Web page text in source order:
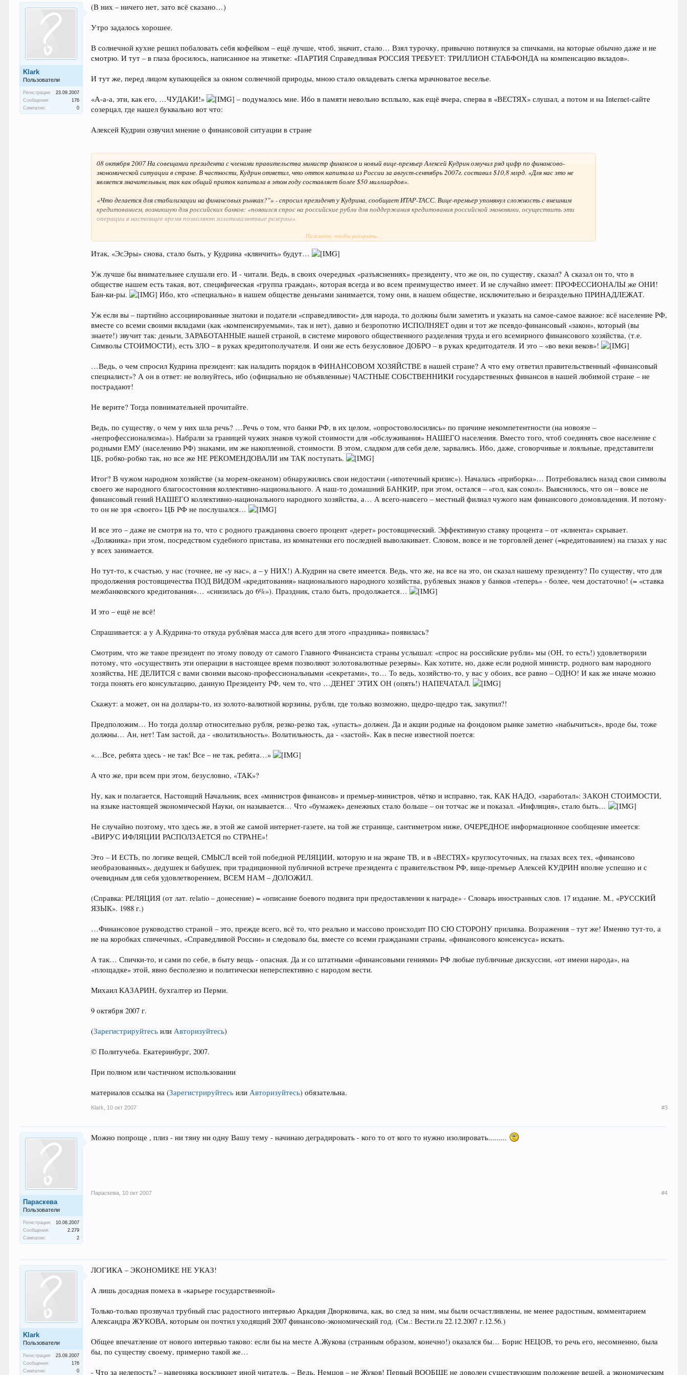
Klark
Пользователи
Регистрация:
23.09.2007
Сообщения:
176
Симпатии:
0
(В них – ничего нет, зато всё сказано…)
Утро задалось хорошее.
В солнечной кухне решил побаловать себя кофейком – ещё лучше, чтоб, значит, стало… Взял турочку, привычно потянулся за спичками, на которые обычно даже и не
смотрю. И тут – в глаза бросилось, написанное на этикетке: «ПАРТИЯ Справедливая РОССИЯ ТРЕБУЕТ: ТРИЛЛИОН СТАБФОНДА на компенсацию вкладов».
И тут же, перед лицом купающейся за окном солнечной природы, мною стало овладевать слегка мрачноватое веселье.
«А-а-а, эти, как его, …ЧУДАКИ!»
– подумалось мне. Ибо в памяти невольно всплыло, как ещё вчера, сперва в «ВЕСТЯХ» слушал, а потом и на Internet-сайте
созерцал, где нашел буквально вот что:
Алексей Кудрин озвучил мнение о финансовой ситуации в стране
08 октября 2007 На совещании президента с членами правительства министр финансов и новый вице-премьер Алексей Кудрин озвучил ряд цифр по финансово-
экономической ситуации в стране. В частности, Кудрин отметил, что отток капитала из России за август-сентябрь 2007г. составил $10,8 млрд. «Для нас это не
является значительным, так как общий приток капитала в этом году составляет более $50 миллиардов».
«Что делается для стабилизации на финансовых рынках?"» - спросил президент у Кудрина, сообщает ИТАР-ТАСС. Вице-премьер упомянул сложность с внешним
кредитованием, возникшую для российских банков: «появился спрос на российские рубли для поддержания кредитования российской экономики, осуществить эти
операции в настоящее время позволяют золотовалютные резервы».
Сегодня наблюдается нормальный объем средств на корсчетах в банках, отметил министр финансов. В последние дня ставки межбанковского кредитования, которая
министр. «Мы продолжаем совместно с ЦБ мониторинг ситуации. Но у нас нет сомнения
в том, что ситуация будет стабильная», - сказал Кудрин.
FinTimes.ru
Нажмите, чтобы раскрыть...
Итак, «ЭсЭры» снова, стало быть, у Кудрина «клянчить» будут…
Уж лучше бы внимательнее слушали его. И - читали. Ведь, в своих очередных «разъяснениях» президенту, что же он, по существу, сказал? А сказал он то, что в
обществе нашем есть такая, вот, специфическая «группа граждан», которая всегда и во всем преимущество имеет. И не случайно имеет: ПРОФЕССИОНАЛЫ же ОНИ!
Бан-ки-ры.
Ибо, кто «специально» в нашем обществе деньгами занимается, тому они, в нашем обществе, исключительно и безраздельно ПРИНАДЛЕЖАТ.
Уж если вы – партийно ассоциированные знатоки и податели «справедливости» для народа, то должны были заметить и указать на самое-самое важное: всё население РФ,
вместе со всеми своими вкладами (как «компенсируемыми», так и нет), давно и безропотно ИСПОЛНЯЕТ один и тот же псевдо-финансовый «закон», который (вы
знаете!) звучит так: деньги, ЗАРАБОТАННЫЕ нашей страной, в системе мирового общественного разделения труда и его всемирного финансового хозяйства, (т.е.
Символы СТОИМОСТИ), есть ЗЛО – в руках кредитополучателя. И они же есть безусловное ДОБРО – в руках кредитодателя. И это – «во веки веков»!
…Ведь, о чем спросил Кудрина президент: как наладить порядок в ФИНАНСОВОМ ХОЗЯЙСТВЕ в нашей стране? А что ему ответил правительственный «финансовый
специалист»? А он в ответ: не волнуйтесь, ибо (официально не объявленные) ЧАСТНЫЕ СОБСТВЕННИКИ государственных финансов в нашей любимой стране – не
пострадают!
Не верите? Тогда повнимательней прочитайте.
Ведь, по существу, о чем у них шла речь? …Речь о том, что банки РФ, в их целом, «опростоволосились» по причине некомпетентности (на новоязе –
«непрофессионализма»). Набрали за границей чужих знаков чужой стоимости для «обслуживания» НАШЕГО населения. Вместо того, чтоб соединять свое население с
родными ЕМУ (населению РФ) знаками, им же накопленной, стоимости. В этом, сладком для себя деле, зарвались. Ибо, даже, сговорчивые и лояльные, представители
ЦБ, робко-робко так, но все же НЕ РЕКОМЕНДОВАЛИ им ТАК поступать.
Итог? В чужом народном хозяйстве (за морем-океаном) обнаружились свои недостачи («ипотечный кризис»). Началась «приборка»… Потребовались назад свои символы
своего же народного благосостояния коллективно-национального. А наш-то домашний БАНКИР, при этом, остался – «гол, как сокол». Выяснилось, что он – вовсе не
финансовый гений НАШЕГО коллективно-национального народного хозяйства, а… А всего-навсего – местный филиал чужого нам финансового домовладения. И потому-
то он не зря «своего» ЦБ РФ не послушался…
И все это – даже не смотря на то, что с родного гражданина своего процент «дерет» ростовщический. Эффективную ставку процента – от «клиента» скрывает.
«Должника» при этом, посредством судебного пристава, из комнатенки его последней выволакивает. Словом, вовсе и не торговлей денег (=кредитованием) на глазах у нас
у всех занимается.
Но тут-то, к счастью, у нас (точнее, не «у нас», а – у НИХ!) А.Кудрин на свете имеется. Ведь, что же, на все на это, он сказал нашему президенту? По существу, что для
продолжения ростовщичества ПОД ВИДОМ «кредитования» национального народного хозяйства, рублевых знаков у банков «теперь» - более, чем достаточно! (= «ставка
межбанковского кредитования»… «снизилась до 6%»). Праздник, стало быть, продолжается…
И это – ещё не всё!
Спрашивается: а у А.Кудрина-то откуда рублёвая масса для всего для этого «праздника» появилась?
Смотрим, что же такое президент по этому поводу от самого Главного Финансиста страны услышал: «спрос на российские рубли» мы (ОН, то есть!) удовлетворили
потому, что «осуществить эти операции в настоящее время позволяют золотовалютные резервы». Как хотите, но, даже если родной министр, родного вам народного
хозяйства, НЕ ДЕЛИТСЯ с вами своими высоко-профессиональными «секретами», то… То ведь, хозяйство-то, у вас у обоих, все равно – ОДНО! И как же иначе можно
тогда понять его консультацию, данную Президенту РФ, чем то, что …ДЕНЕГ ЭТИХ ОН (опять!) НАПЕЧАТАЛ.
Скажут: а может, он на доллары-то, из золото-валютной корзины, рубли, где только возможно, щедро-щедро так, закупил?!
Предположим… Но тогда доллар относительно рубля, резко-резко так, «упасть» должен. Да и акции родные на фондовом рынке заметно «набычиться», вроде бы, тоже
должны… Ан, нет! Там застой, да - «волатильность». Волатильность, да - «застой». Как в песне известной поется:
«…Все, ребята здесь - не так! Все – не так, ребята…»
А что же, при всем при этом, безусловно, «ТАК»?
Ну, как и полагается, Настоящий Начальник, всех «министров финансов» и премьер-министров, чётко и исправно, так, КАК НАДО, «заработал»: ЗАКОН СТОИМОСТИ,
на языке настоящей экономической Науки, он называется… Что «бумажек» денежных стало больше – он тотчас же и показал. «Инфляция», стало быть…
Не случайно поэтому, что здесь же, в этой же самой интернет-газете, на той же странице, сантиметром ниже, ОЧЕРЕДНОЕ информационное сообщение имеется:
«ВИРУС ИФЛЯЦИИ РАСПОЛЗАЕТСЯ по СТРАНЕ»!
Это – И ЕСТЬ, по логике вещей, СМЫСЛ всей той победной РЕЛЯЦИИ, которую и на экране ТВ, и в «ВЕСТЯХ» круглосуточных, на глазах всех тех, «финансово
необразованных», дедушек и бабушек, при традиционной публичной встрече президента с правительством РФ, вице-премьер Алексей КУДРИН вполне успешно и с
очевидным для себя удовлетворением, ВСЕМ НАМ – ДОЛОЖИЛ.
(Справка: РЕЛЯЦИЯ (от лат. relatio – донесение) = «описание боевого подвига при предоставлении к награде» - Словарь иностранных слов. 17 издание. М., «РУССКИЙ
ЯЗЫК». 1988 г.)
…Финансовое руководство страной – это, прежде всего, всё то, что реально и массово происходит ПО СЮ СТОРОНУ прилавка. Возражения – тут же! Именно тут-то, а
не на коробках спичечных, «Справедливой России» и следовало бы, вместе со всеми гражданами страны, «финансового консенсуса» искать.
А так… Спички-то, и сами по себе, в быту вещь - опасная. Да и со штатными «финансовыми гениями» РФ любые публичные дискуссии, «от имени народа», на
«площадке» этой, явно бесполезно и политически неперспективно с народом вести.
Михаил КАЗАРИН, бухгалтер из Перми.
9 октября 2007 г.
(Зарегистрируйтесь илиАвторизуйтесь)
© Политучеба. Екатеринбург, 2007.
При полном или частичном использовании
материалов ссылка на(Зарегистрируйтесь илиАвторизуйтесь) обязательна.
Klark 10 окт 2007 #3
Параскева
Пользователи
Регистрация:
10.06.2007
Сообщения:
2.279
Симпатии:
2
Можно попроще , плиз - ни тяну ни одну Вашу тему - начинаю деградировать - кого то от кого то нужно изолировать.........
Параскева 10 окт 2007 #4
Klark
Пользователи
Регистрация:
23.09.2007
Сообщения:
176
Симпатии:
0
ЛОГИКА – ЭКОНОМИКЕ НЕ УКАЗ!
А лишь досадная помеха в «карьере государственной»
Только-только прозвучал трубный глас радостного интервью Аркадия Дворковича, как, во след за ним, мы были осчастливлены, не менее радостным, комментарием
Александра ЖУКОВА, которым он почтил уходящий 2007 финансово-экономический год. (См.: Вести.ru 22.12.2007 г.12.56.)
Общее впечатление от нового интервью таково: если бы на месте А.Жукова (странным образом, конечно!) оказался бы… Борис НЕЦОВ, то речь его, несомненно, была
бы, по существу своему, примерно такой же…
- Что за нелепость? – наверняка воскликнет иной читатель. – Ведь, Немцов – не Жуков! Первый ВООБЩЕ не доволен существующим положение вещей, а экономическим